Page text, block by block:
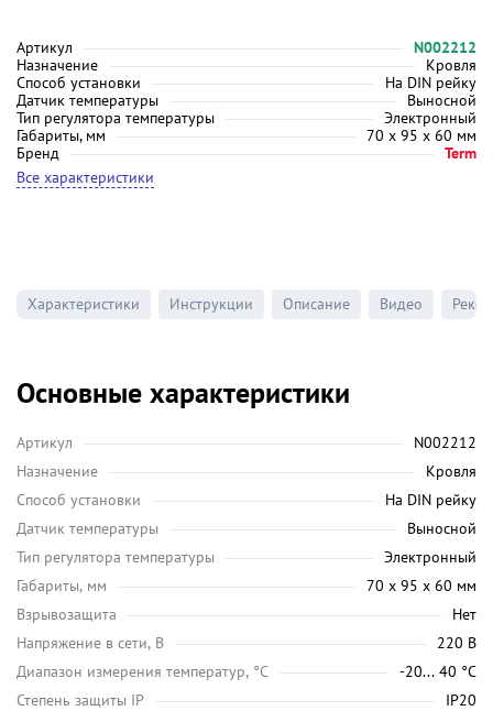
Артикул
N002212
Назначение
Кровля
Способ установки
На DIN рейку
Датчик температуры
Выносной
Тип регулятора температуры
Электронный
Габариты, мм
70 х 95 х 60 мм
Бренд
Term
Все характеристики
Характеристики Инструкции Описание Видео
Основные характеристики
Артикул
N002212
Назначение
Кровля
Способ установки
На DIN рейку
Датчик температуры
Выносной
Тип регулятора температуры
Электронный
Габариты, мм
70 х 95 х 60 мм
Взрывозащита
Нет
Напряжение в сети, В
220 В
Диапазон измерения температур, °C
-20... 40 °C
Степень защиты IP
IP20